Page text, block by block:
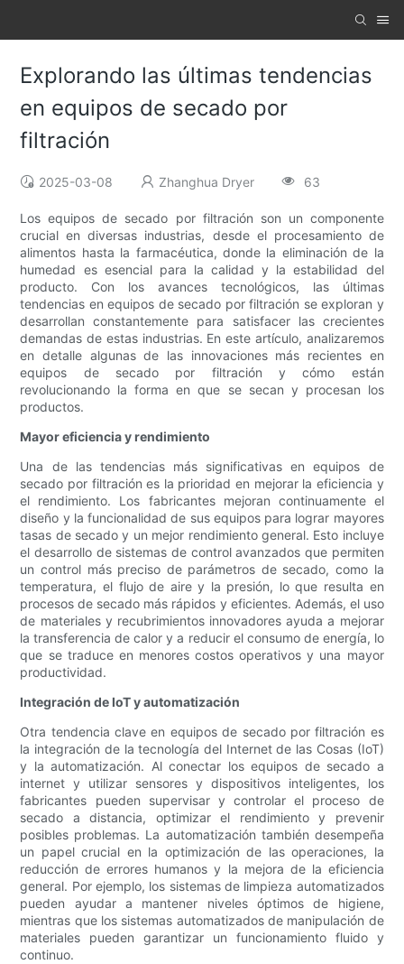
Explorando las últimas tendencias
en equipos de secado por
filtración
2025-03-08 Zhanghua Dryer 63
Los equipos de secado por filtración son un componente
crucial en diversas industrias, desde el procesamiento de
alimentos hasta la farmacéutica, donde la eliminación de la
humedad es esencial para la calidad y la estabilidad del
producto. Con los avances tecnológicos, las últimas
tendencias en equipos de secado por filtración se exploran y
desarrollan constantemente para satisfacer las crecientes
demandas de estas industrias. En este artículo, analizaremos
en detalle algunas de las innovaciones más recientes en
equipos de secado por filtración y cómo están
revolucionando la forma en que se secan y procesan los
productos.
Mayor eficiencia y rendimiento
Una de las tendencias más significativas en equipos de
secado por filtración es la prioridad en mejorar la eficiencia y
el rendimiento. Los fabricantes mejoran continuamente el
diseño y la funcionalidad de sus equipos para lograr mayores
tasas de secado y un mejor rendimiento general. Esto incluye
el desarrollo de sistemas de control avanzados que permiten
un control más preciso de parámetros de secado, como la
temperatura, el flujo de aire y la presión, lo que resulta en
procesos de secado más rápidos y eficientes. Además, el uso
de materiales y recubrimientos innovadores ayuda a mejorar
la transferencia de calor y a reducir el consumo de energía, lo
que se traduce en menores costos operativos y una mayor
productividad.
Integración de IoT y automatización
Otra tendencia clave en equipos de secado por filtración es
la integración de la tecnología del Internet de las Cosas (IoT)
y la automatización. Al conectar los equipos de secado a
internet y utilizar sensores y dispositivos inteligentes, los
fabricantes pueden supervisar y controlar el proceso de
secado a distancia, optimizar el rendimiento y prevenir
posibles problemas. La automatización también desempeña
un papel crucial en la optimización de las operaciones, la
reducción de errores humanos y la mejora de la eficiencia
general. Por ejemplo, los sistemas de limpieza automatizados
pueden ayudar a mantener niveles óptimos de higiene,
mientras que los sistemas automatizados de manipulación de
materiales pueden garantizar un funcionamiento fluido y
continuo.